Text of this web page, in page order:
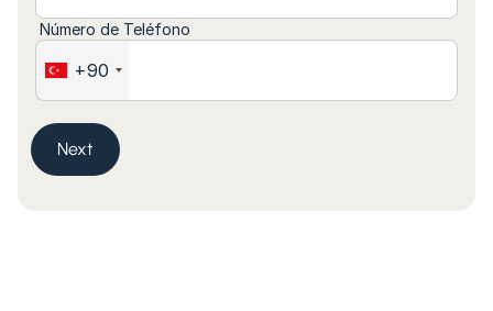
Número de Teléfono
+90
Next